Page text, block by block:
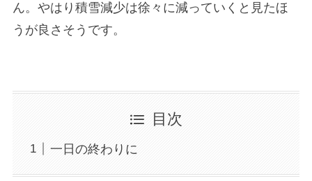
ん。やはり積雪減少は徐々に減っていくと見たほ
うが良さそうです。
目次
一日の終わりに